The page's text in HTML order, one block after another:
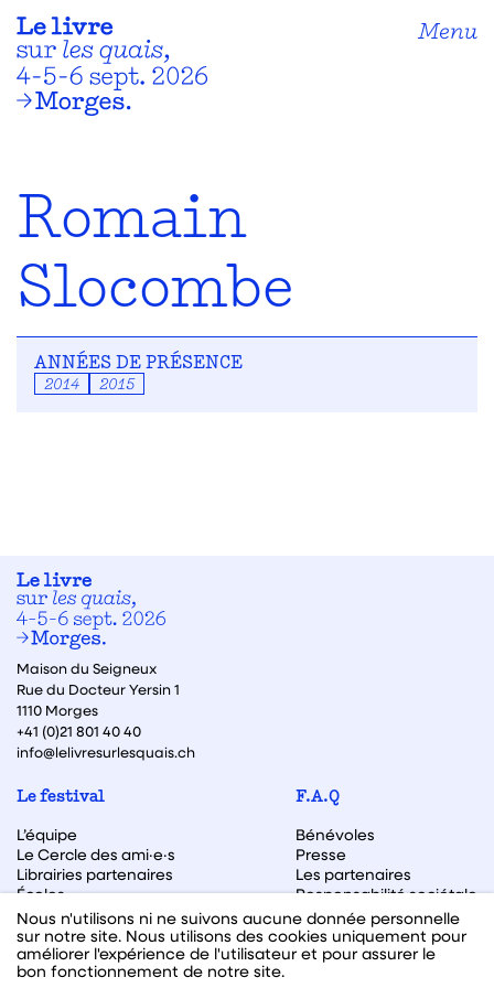
Menu
Romain
Slocombe
ANNÉES DE PRÉSENCE
2014 2015
Maison du Seigneux
Rue du Docteur Yersin 1
1110 Morges
+41 (0)21 801 40 40
info@lelivresurlesquais.ch
Le festival
L’équipe
Le Cercle des ami·e·s
Librairies partenaires
Écoles
F.A.Q
Bénévoles
Presse
Les partenaires
Responsabilité sociétale
Archive des éditions
Archive des autrices et auteurs
Nous n'utilisons ni ne suivons aucune donnée personnelle
sur notre site. Nous utilisons des cookies uniquement pour
améliorer l'expérience de l'utilisateur et pour assurer le
bon fonctionnement de notre site.